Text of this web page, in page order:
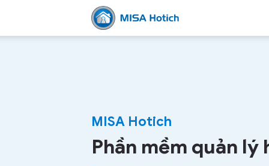
Hotich
MISA Hotich
Phần mềm quản lý